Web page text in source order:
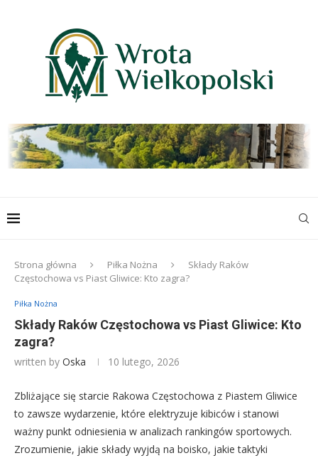
Strona główna Piłka Nożna
Składy Raków
Częstochowa vs Piast Gliwice: Kto zagra?
Piłka Nożna
Składy Raków Częstochowa vs Piast Gliwice: Kto
zagra?
written by Oska 10 lutego, 2026
Zbliżające się starcie Rakowa Częstochowa z Piastem Gliwice
to zawsze wydarzenie, które elektryzuje kibiców i stanowi
ważny punkt odniesienia w analizach rankingów sportowych.
Zrozumienie, jakie składy wyjdą na boisko, jakie taktyki